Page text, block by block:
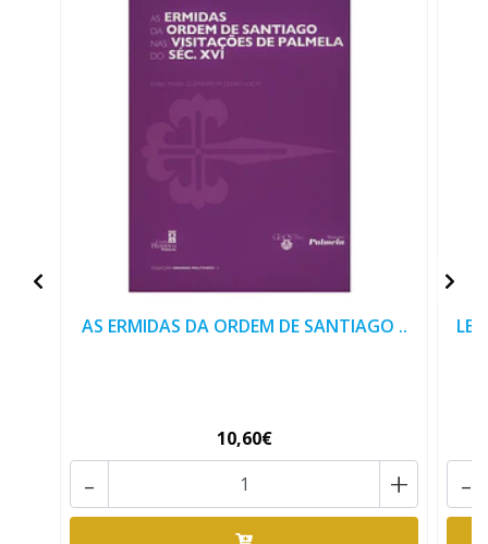
AS ERMIDAS DA ORDEM DE SANTIAGO ..
10,60€
+
- -